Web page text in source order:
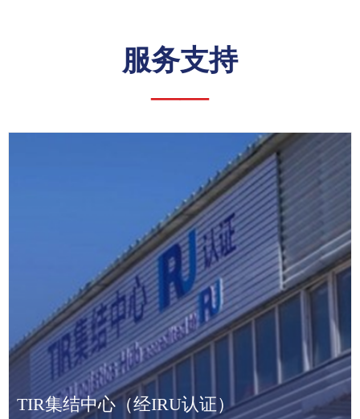
服务支持
——
TIR集结中心（经IRU认证）